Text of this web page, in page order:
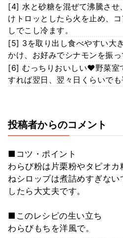
[4] 水と砂糖を混ぜて沸騰させ
けトロッとしたら火を止め、
しでこし冷ます。
[5] 3を取り出し食べやすい大
かけ、お好みでシナモンを振っ
[6] むっちりおいしい♥野菜室
すれば翌日、翌々日くらいでも
投稿者からのコメント
■コツ・ポイント
わらび粉は片栗粉やタピオカ
ねシロップは煮詰めすぎない
したら大丈夫です。
■このレシピの生い立ち
わらびもちを洋風で。